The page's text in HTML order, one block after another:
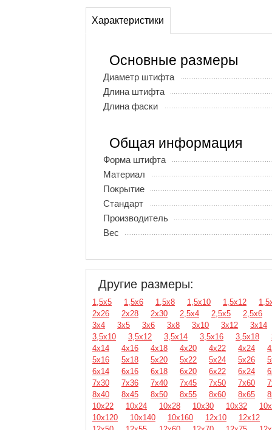
Характеристики
Основные размеры
Диаметр штифта
Длина штифта
Длина фаски
Общая информация
Форма штифта
Материал
Покрытие
Стандарт
Производитель
Вес
Другие размеры:
1,5х5 1,5х6 1,5х8 1,5х10 1,5х12
2х26
2х28 2х30 2,5х4 2,5х5
2,5х6
3х4
3х5 3х6 3х8 3х10 3х12
3х14
3,5х10
3,5х12 3,5х14 3,5х16 3,5х18
4х14
4х16 4х18 4х20 4х22 4х24
5х16
5х18 5х20 5х22 5х24 5х26
6х14
6х16 6х18 6х20 6х22 6х24
7х30
7х36 7х40 7х45 7х50 7х60
8х40
8х45 8х50 8х55 8х60 8х65
10х22
10х24 10х28 10х30 10х32
10х120
10х140 10х160 12х10
12х12